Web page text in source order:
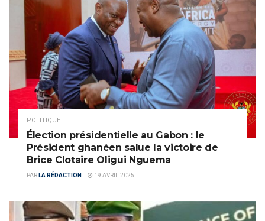
POLITIQUE
Élection présidentielle au Gabon : le
Président ghanéen salue la victoire de
Brice Clotaire Oligui Nguema
PAR LA RÉDACTION 19 AVRIL 2025